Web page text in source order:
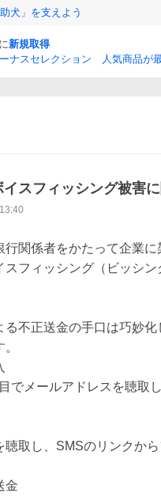
犬」を支えよう
新規取得
ナスセレクション 人気商品が
スフィッシング被害
行関係者をかたって企業
フィッシング（ビッシ
る不正送金の手口は巧妙
でメールアドレスを聴取
聴取し、SMSのリンクか
金